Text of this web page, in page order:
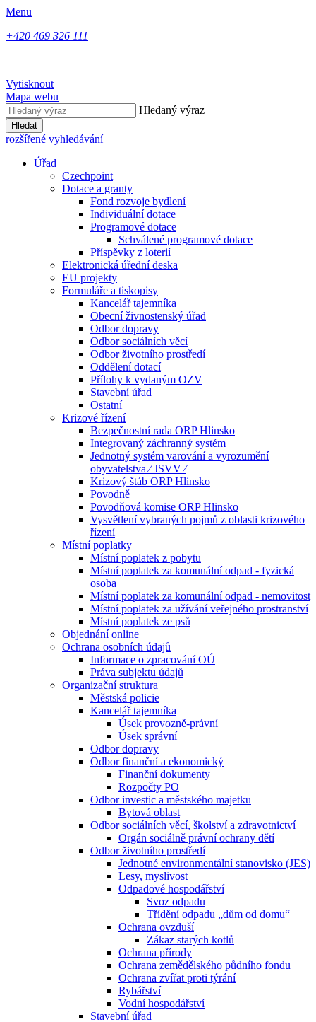
Menu
+420 469 326 111
Vytisknout
Mapa webu
Hledaný výraz
Hledat
rozšířené vyhledávání
Úřad
Czechpoint
Dotace a granty
Fond rozvoje bydlení
Individuální dotace
Programové dotace
Schválené programové dotace
Příspěvky z loterií
Elektronická úřední deska
EU projekty
Formuláře a tiskopisy
Kancelář tajemníka
Obecní živnostenský úřad
Odbor dopravy
Odbor sociálních věcí
Odbor životního prostředí
Oddělení dotací
Přílohy k vydaným OZV
Stavební úřad
Ostatní
Krizové řízení
Bezpečnostní rada ORP Hlinsko
Integrovaný záchranný systém
Jednotný systém varování a vyrozumění
obyvatelstva ⁄ JSVV ⁄
Krizový štáb ORP Hlinsko
Povodně
Povodňová komise ORP Hlinsko
Vysvětlení vybraných pojmů z oblasti krizového
řízení
Místní poplatky
Místní poplatek z pobytu
Místní poplatek za komunální odpad - fyzická
osoba
Místní poplatek za komunální odpad - nemovitost
Místní poplatek za užívání veřejného prostranství
Místní poplatek ze psů
Objednání online
Ochrana osobních údajů
Informace o zpracování OÚ
Práva subjektu údajů
Organizační struktura
Městská policie
Kancelář tajemníka
Úsek provozně-právní
Úsek správní
Odbor dopravy
Odbor finanční a ekonomický
Finanční dokumenty
Rozpočty PO
Odbor investic a městského majetku
Bytová oblast
Odbor sociálních věcí, školství a zdravotnictví
Orgán sociálně právní ochrany dětí
Odbor životního prostředí
Jednotné environmentální stanovisko (JES)
Lesy, myslivost
Odpadové hospodářství
Svoz odpadu
Třídění odpadu „dům od domu“
Ochrana ovzduší
Zákaz starých kotlů
Ochrana přírody
Ochrana zemědělského půdního fondu
Ochrana zvířat proti týrání
Rybářství
Vodní hospodářství
Stavební úřad